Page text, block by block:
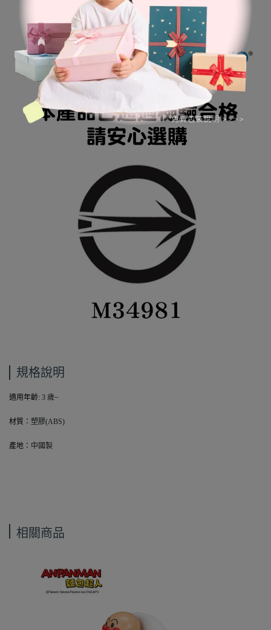
規格說明
適用年齡: 3 歲~
材質： 塑膠(ABS)
產地： 中國製
相關商品